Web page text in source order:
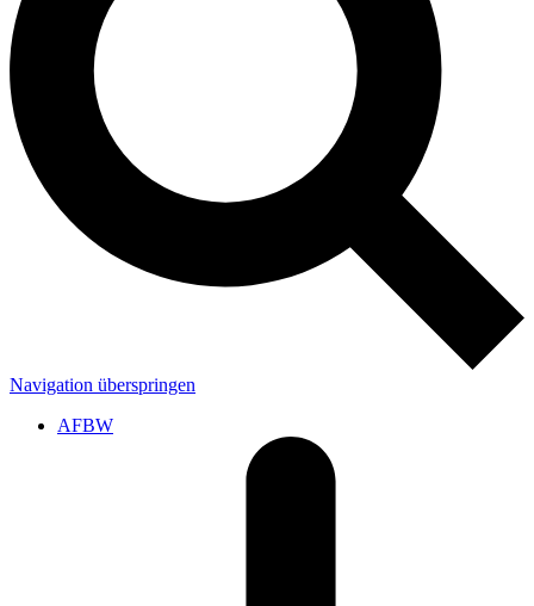
Navigation überspringen
AFBW